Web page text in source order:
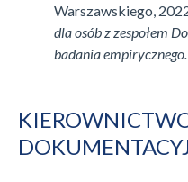
Warszawskiego,
dla osób z zespołem
badania empirycznego.